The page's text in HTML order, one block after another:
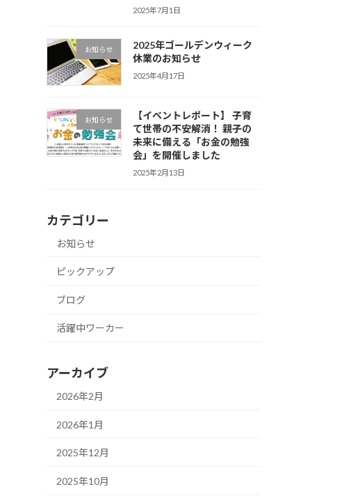
2025年7月1日
お知らせ
2025年ゴールデンウィーク
休業のお知らせ
2025年4月17日
お知らせ
【イベントレポート】 子育
て世帯の不安解消！ 親子の
未来に備える「お金の勉強
会」を開催しました
2025年2月13日
カテゴリー
お知らせ
ピックアップ
ブログ
活躍中ワーカー
アーカイブ
2026年2月
2026年1月
2025年12月
2025年10月